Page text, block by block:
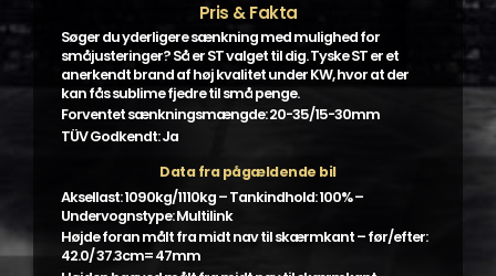
Pris & Fakta
Søger du yderligere sænkning med mulighed for
småjusteringer? Så er ST valget til dig. Tyske ST er et
anerkendt brand af høj kvalitet under KW, hvor at der
kan fås sublime fjedre til små penge.
Forventet sænkningsmængde: 20-35/15-30mm
TÜV Godkendt: Ja
Data fra pågældende bil
Aksellast: 1090kg/1110kg – Tankindhold: 100% –
Undervognstype: Multilink
Højde foran målt fra midt nav til skærmkant – før/efter:
42.0/ 37.3cm= 47mm